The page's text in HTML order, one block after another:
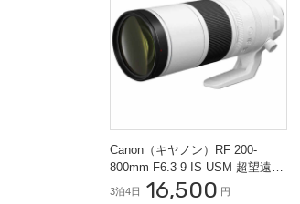
Canon（キヤノン）RF 200-
800mm F6.3-9 IS USM 超望遠レ
ンズ
3泊4日 16,500 円